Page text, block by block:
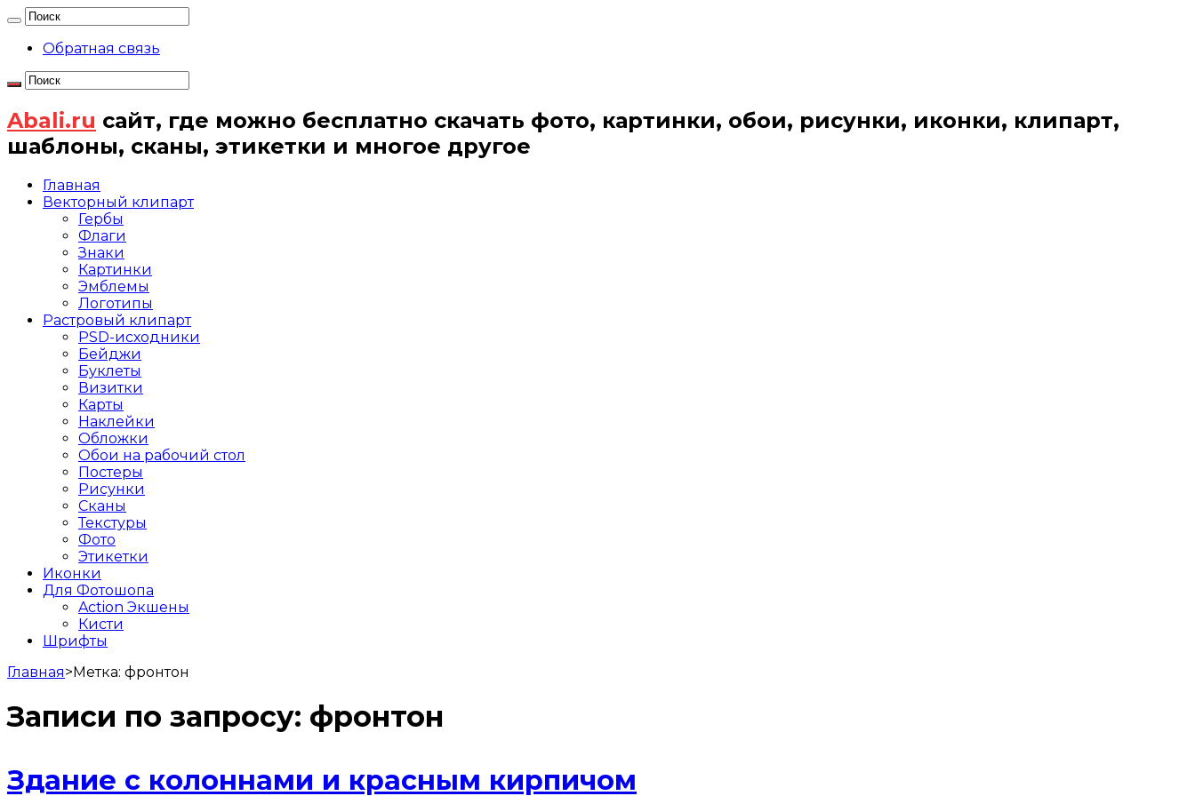
Обратная связь
Abali.ru сайт, где можно бесплатно скачать фото, картинки, обои, рисунки, иконки, клипарт,
шаблоны, сканы, этикетки и многое другое
Главная
Векторный клипарт
Гербы
Флаги
Знаки
Картинки
Эмблемы
Логотипы
Растровый клипарт
PSD-исходники
Бейджи
Буклеты
Визитки
Карты
Наклейки
Обложки
Обои на рабочий стол
Постеры
Рисунки
Сканы
Текстуры
Фото
Этикетки
Иконки
Для Фотошопа
Action Экшены
Кисти
Шрифты
Главная>Метка: фронтон
Записи по запросу: фронтон
Здание с колоннами и красным кирпичом